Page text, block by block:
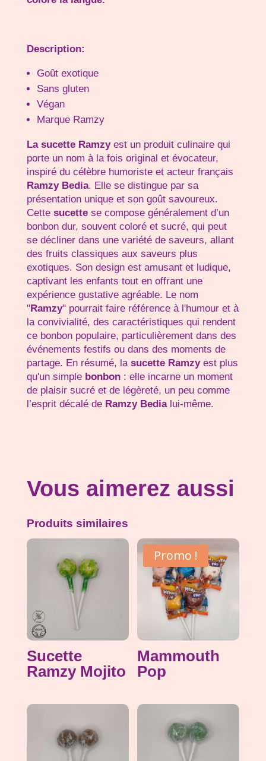
Description:
Goût exotique
Sans gluten
Végan
Marque Ramzy
La sucette Ramzyest un produit culinaire qui
porte un nom à la fois original et évocateur,
inspiré du célèbre humoriste et acteur français
Ramzy Bedia. Elle se distingue par sa
présentation unique et son goût savoureux.
Cette sucettese compose généralement d’un
bonbon dur, souvent coloré et sucré, qui peut
se décliner dans une variété de saveurs, allant
des fruits classiques aux saveurs plus
exotiques. Son design est amusant et ludique,
captivant les enfants tout en offrant une
expérience gustative agréable. Le nom
"Ramzy" pourrait faire référence à l'humour et à
la convivialité, des caractéristiques qui rendent
ce bonbon populaire, particulièrement dans des
événements festifs ou dans des moments de
partage. En résumé, la sucette Ramzyest plus
qu'un simplebonbon: elle incarne un moment
de plaisir sucré et de légèreté, un peu comme
l’esprit décalé de Ramzy Bedialui-même.
Vous aimerez aussi
Produits similaires
Sucette
Ramzy Mojito
Promo !
Mammouth
Pop